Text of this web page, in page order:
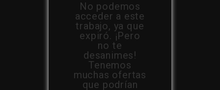
No podemos
acceder a este
trabajo, ya que
expiró. ¡Pero
no te
desanimes!
Tenemos
muchas ofertas
que podrían